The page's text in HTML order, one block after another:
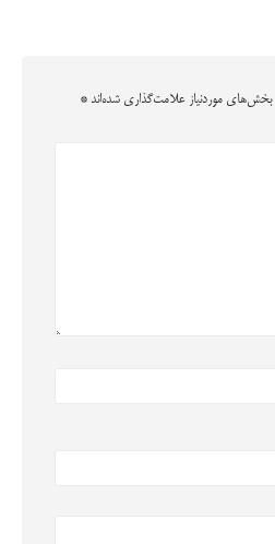
بخش‌های موردنیاز علامت‌گذاری شده‌اند *